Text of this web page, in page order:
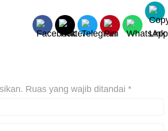
Ruas yang wajib ditandai *